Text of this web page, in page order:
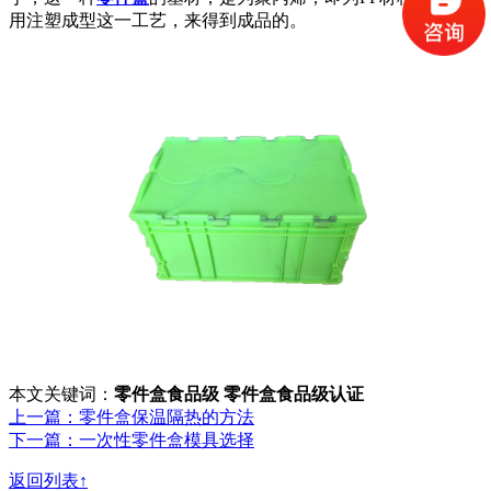
用注塑成型这一工艺，来得到成品的。
本文关键词： 零件盒食品级 零件盒食品级认证
上一篇：零件盒保温隔热的方法
下一篇：一次性零件盒模具选择
返回列表↑